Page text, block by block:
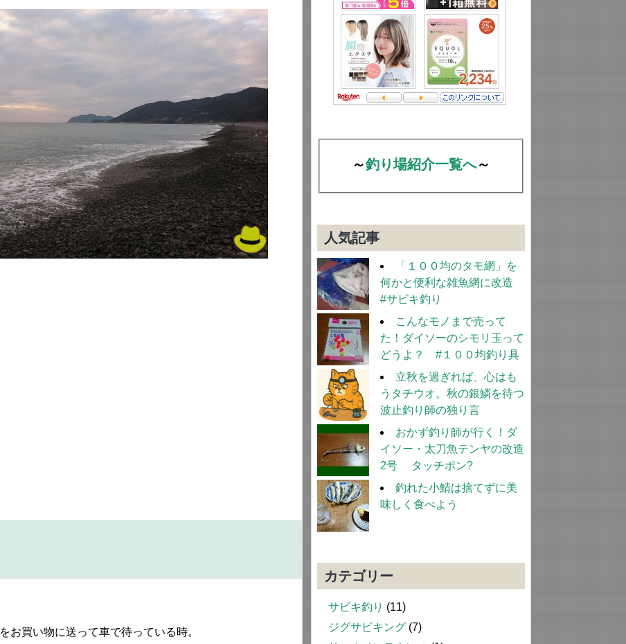
をお買い物に送って車で待っている時。
～釣り場紹介一覧へ～
人気記事
「１００均のタモ網」を
何かと便利な雑魚網に改造
#サビキ釣り
こんなモノまで売って
た！ダイソーのシモリ玉って
どうよ？ #１００均釣り具
立秋を過ぎれば、心はも
うタチウオ。秋の銀鱗を待つ
波止釣り師の独り言
おかず釣り師が行く！ダ
イソー・太刀魚テンヤの改造
2号 タッチポン?
釣れた小鯖は捨てずに美
味しく食べよう
カテゴリー
サビキ釣り (11)
ジグサビキング (7)